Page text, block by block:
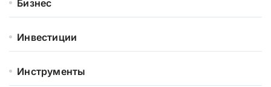
Бизнес
Инвестиции
Инструменты